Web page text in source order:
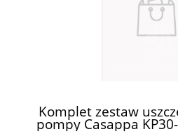
Komplet zestaw
pompy Casappa